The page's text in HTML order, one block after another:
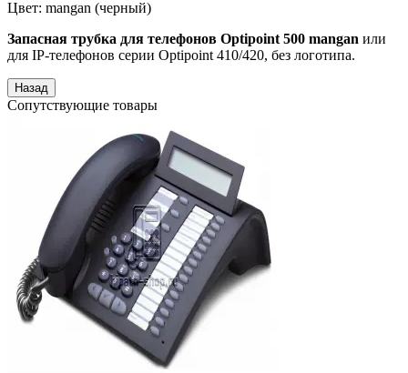
Цвет: mangan (черный)
Запасная трубка для телефонов Optipoint 500 mangan или
для IP-телефонов серии Optipoint 410/420, без логотипа.
Сопутствующие товары